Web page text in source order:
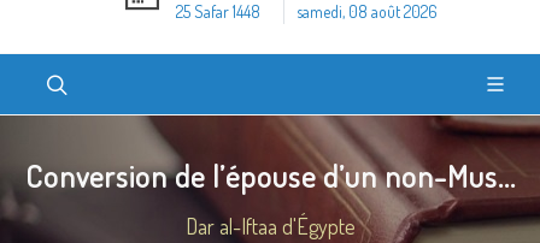
25 Safar 1448
samedi, 08 août 2026
Conversion de l’épouse d’un non-Mus...
Dar al-Iftaa d'Égypte